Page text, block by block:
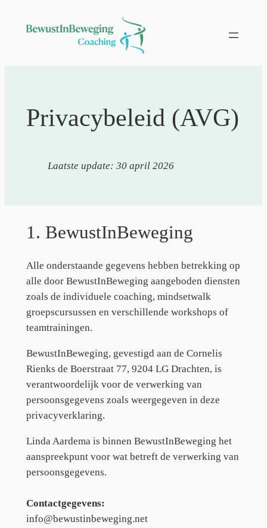
Privacybeleid (AVG)
Laatste update: 30 april 2026
1. BewustInBeweging
Alle onderstaande gegevens hebben betrekking op
alle door BewustInBeweging aangeboden diensten
zoals de individuele coaching, mindsetwalk
groepscursussen en verschillende workshops of
teamtrainingen.
BewustInBeweging, gevestigd aan de Cornelis
Rienks de Boerstraat 77, 9204 LG Drachten, is
verantwoordelijk voor de verwerking van
persoonsgegevens zoals weergegeven in deze
privacyverklaring.
Linda Aardema is binnen BewustInBeweging het
aanspreekpunt voor wat betreft de verwerking van
persoonsgegevens.
Contactgegevens:
info@bewustinbeweging.net